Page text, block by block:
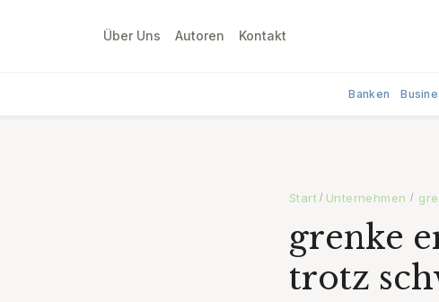
Über Uns Autoren Kontakt
Banken
Start / Unternehmen /
grenke
trotz